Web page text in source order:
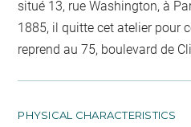
situé 13, rue Washington, à
1885, il quitte cet atelier pour
reprend au 75, boulevard de
PHYSICAL CHARACTERISTICS